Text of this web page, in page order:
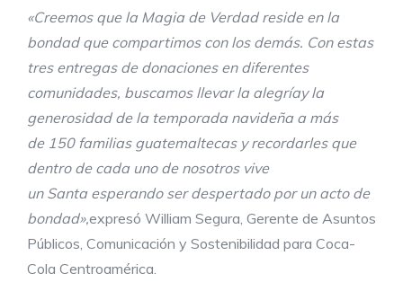
«Creemos que la Magia de Verdad reside en la
bondad que compartimos con los demás. Con estas
tres entregas de donaciones en diferentes
comunidades, buscamos llevar la alegríayla
generosidad de la temporada navideña a más
de 150familias guatemaltecas y recordarles que
dentro de cada uno de nosotros vive
un Santaesperando ser despertado por un acto de
bondad»,expresó William Segura, Gerente de Asuntos
Públicos, Comunicación y Sostenibilidad para Coca-
Cola Centroamérica.